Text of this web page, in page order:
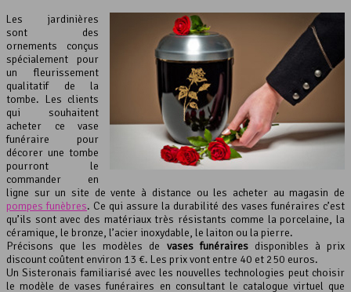
Les jardinières
sont des
ornements conçus
spécialement pour
un fleurissement
qualitatif de la
tombe. Les clients
qui souhaitent
acheter ce vase
funéraire pour
décorer une tombe
pourront le
commander en
ligne sur un site de vente à distance ou les acheter au magasin de
pompes funèbres. Ce qui assure la durabilité des vases funéraires c’est
qu’ils sont avec des matériaux très résistants comme la porcelaine, la
céramique, le bronze, l’acier inoxydable, le laiton ou la pierre.
Précisons que les modèles de vases funérairesdisponibles à prix
discount coûtent environ 13 €. Les prix vont entre 40 et 250 euros.
Un Sisteronais familiarisé avec les nouvelles technologies peut choisir
le modèle de vases funéraires en consultant le catalogue virtuel que